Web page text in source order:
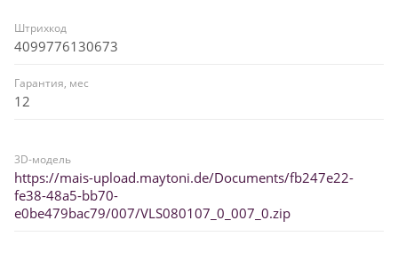
Штрихкод
4099776130673
Гарантия, мес
12
3D-модель
https://mais-upload.maytoni.de/Documents/fb247e22-
fe38-48a5-bb70-
e0be479bac79/007/VLS080107_0_007_0.zip